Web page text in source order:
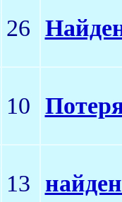
26
10
13